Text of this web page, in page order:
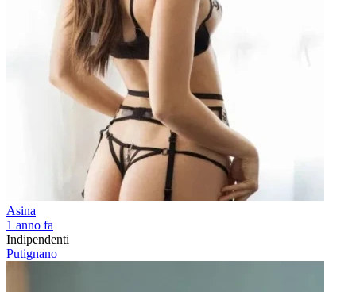
Asina
1 anno fa
Indipendenti
Putignano